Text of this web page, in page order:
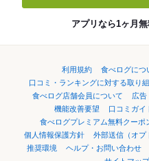
アプリなら1ヶ月
利用規約 食べログにつ
口コミ・ランキングに対する取り
食べログ店舗会員について
広告
機能改善要望
口コミガイ
食べログプレミアム無料クーポ
個人情報保護方針
外部送信（オプ
推奨環境
ヘルプ・お問い合わせ